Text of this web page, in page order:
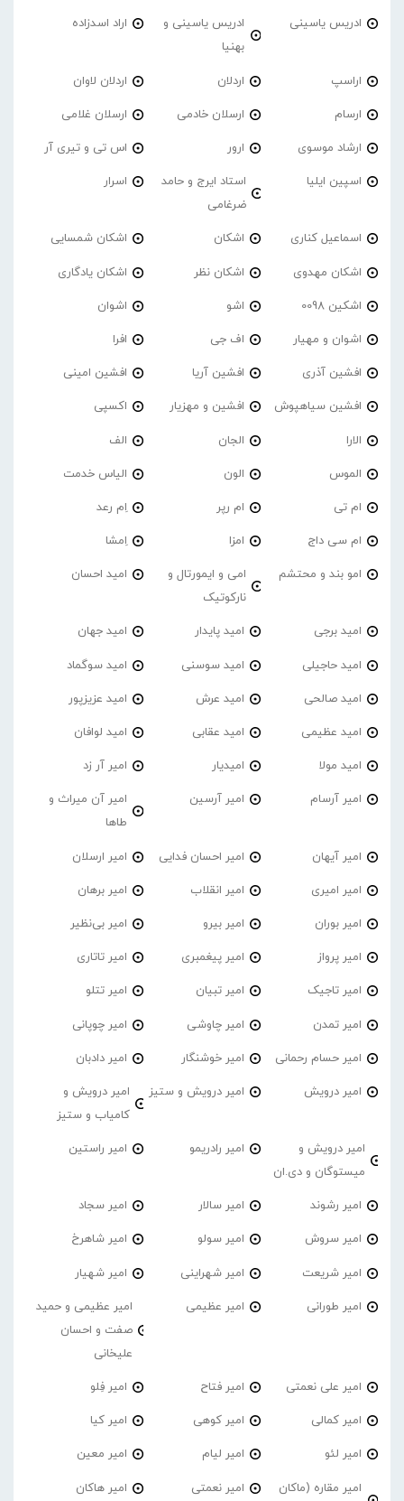
ادریس یاسینی
ادریس یاسینی و
بهنیا
اراد اسدزاده
اراسپ اردلان اردلان لاوان
ارسام ارسلان خادمی ارسلان غلامی
ارشاد موسوی ارور اس تی و تیری آر
اسپین ایلیا
استاد ایرج و حامد
ضرغامی
اسرار
اسماعیل کناری اشکان اشکان شمسایی
اشکان مهدوی اشکان نظر اشکان یادگاری
اشکین 0098 اشو اشوان
اشوان و مهیار اف جی افرا
افشین آذری افشین آریا افشین امینی
افشین سیاهپوش افشین و مهزیار اکسپی
الارا الجان الف
الموس الون الیاس خدمت
ام تی ام رپر اِم رعد
ام سی داج امزا اِمشا
امو بند و محتشم
امی و ایمورتال و
نارکوتیک
امید احسان
امید برجی امید پایدار امید جهان
امید حاجیلی امید سوسنی امید سوگماد
امید صالحی امید عرش امید عزیزپور
امید عظیمی امید عقابی امید لوافان
امید مولا امیدیار امیر آر زد
امیر آرسام امیر آرسین
امیر آن میراث و
طاها
امیر آیهان امیر احسان فدایی امیر ارسلان
امیر امیری امیر انقلاب امیر برهان
امیر‌ بوران امیر بیرو امیر بی‌نظیر
امیر پرواز امیر پیغمبری امیر تاتاری
امیر تاجیک امیر تبیان امیر تتلو
امیر تمدن امیر چاوشی امیر چوپانی
امیر حسام رحمانی امیر خوشنگار امیر دادبان
امیر درویش امیر درویش و ستیز
امیر درویش و
کامیاب و ستیز
امیر درویش و
میستوگان و دی.ان
امیر رادریمو امیر راستین
امیر رشوند امیر سالار امیر سجاد
امیر سروش امیر سولو امیر شاهرخ
امیر شریعت امیر شهراینی امیر شهیار
امیر طورانی امیر عظیمی
امیر عظیمی و حمید
صفت و احسان
علیخانی
امیر علی نعمتی امیر فتاح امیر فِلو
امیر کمالی امیر کوهی امیر کیا
امیر لئو امیر لیام امیر معین
امیر مقاره (ماکان
امیر نعمتی امیر هاکان